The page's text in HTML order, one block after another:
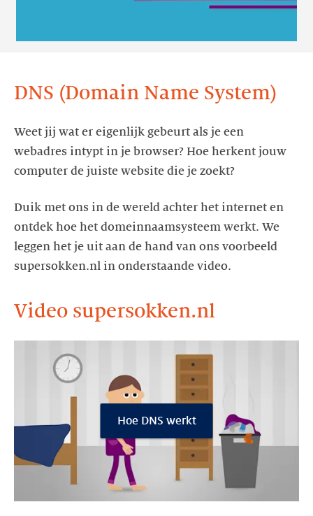
DNS (Domain Name System)
Weet jij wat er eigenlijk gebeurt als je een
webadres intypt in je browser? Hoe herkent jouw
computer de juiste website die je zoekt?
Duik met ons in de wereld achter het internet en
ontdek hoe het domeinnaamsysteem werkt. We
leggen het je uit aan de hand van ons voorbeeld
supersokken.nl in onderstaande video.
Video supersokken.nl
Hoe DNS werkt